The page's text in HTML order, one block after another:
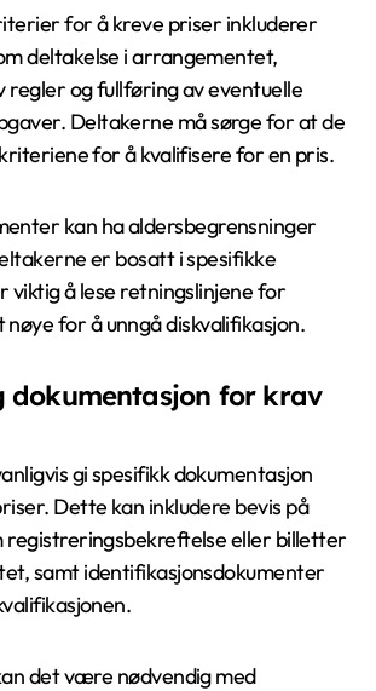
for å kreve priser inkluderer
deltakelse i arrangementet,
regler og fullføring av eventuelle
Deltakerne må sørge for at de
for å kvalifisere for en pris.
kan ha aldersbegrensninger
er bosatt i spesifikke
viktig å lese retningslinjene for
for å unngå diskvalifikasjon.
dokumentasjon for krav
gi spesifikk dokumentasjon
Dette kan inkludere bevis på
registreringsbekreftelse eller billetter
samt identifikasjonsdokumenter
det være nødvendig med